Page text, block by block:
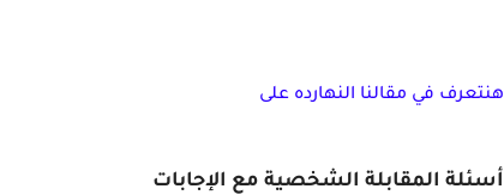
هنتعرف في مقالنا النهارده على
أسئلة المقابلة الشخصية مع الإجابات